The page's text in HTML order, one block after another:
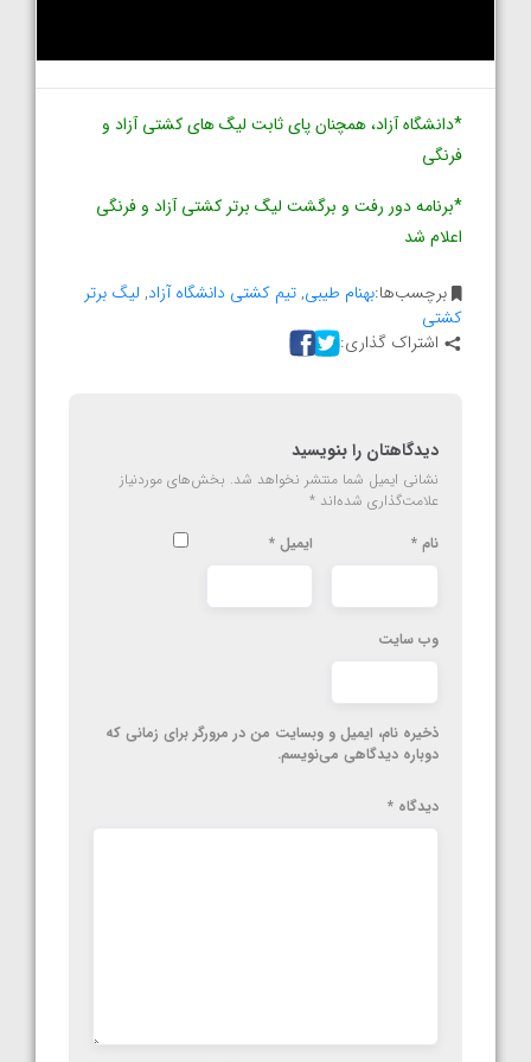
*دانشگاه آزاد، همچنان پای ثابت لیگ های کشتی آزاد و
فرنگی
*برنامه دور رفت و برگشت لیگ برتر کشتی آزاد و فرنگی
اعلام شد
برچسب‌ها:بهنام طیبی,تیم کشتی دانشگاه آزاد, لیگ برتر
کشتی
اشتراک گذاری:
دیدگاهتان را بنویسید
نشانی ایمیل شما منتشر نخواهد شد. بخش‌های موردنیاز
علامت‌گذاری شده‌اند *
نام * ایمیل *
وب‌ سایت
ذخیره نام، ایمیل و وبسایت من در مرورگر برای زمانی که
دوباره دیدگاهی می‌نویسم.
دیدگاه *